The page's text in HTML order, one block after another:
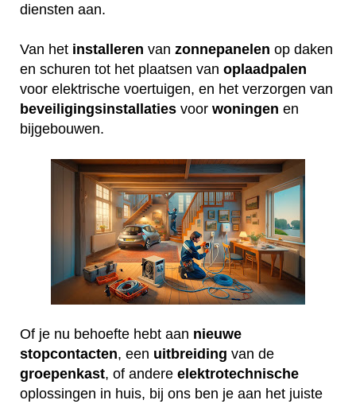
diensten aan.
Van het installeren van zonnepanelen op daken
en schuren tot het plaatsen van oplaadpalen
voor elektrische voertuigen, en het verzorgen van
beveiligingsinstallaties voor woningen en
bijgebouwen.
Of je nu behoefte hebt aan nieuwe
stopcontacten, een uitbreiding van de
groepenkast, of andere elektrotechnische
oplossingen in huis, bij ons ben je aan het juiste